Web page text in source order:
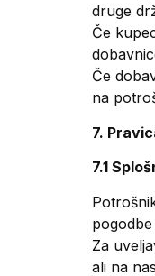
druge
Če
Če
na
7.
7.1
Za
ali na